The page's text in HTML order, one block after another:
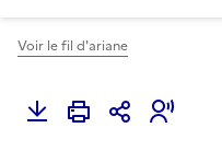
Voir le fil d'ariane